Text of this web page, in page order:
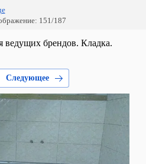
151/187
ведущих брендов. Кладка.
Следующее